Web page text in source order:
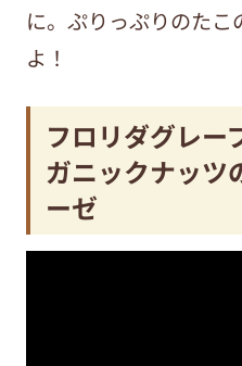
に。ぷりっぷりのたこ
よ！
フロリダグレー
ガニックナッツ
ーゼ